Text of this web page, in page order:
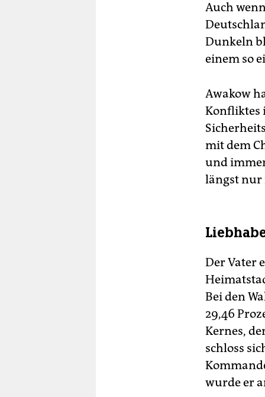
Auch
Dunkeln
einem so
Awakow
Konfliktes
mit dem
und
längst nur
Der Vater
Bei den
29,46
Kernes,
schloss
wurde er